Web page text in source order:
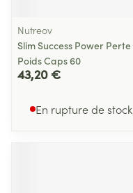
Nutreov
Slim Success Power Perte
Poids Caps 60
43,20 €
En rupture de stock